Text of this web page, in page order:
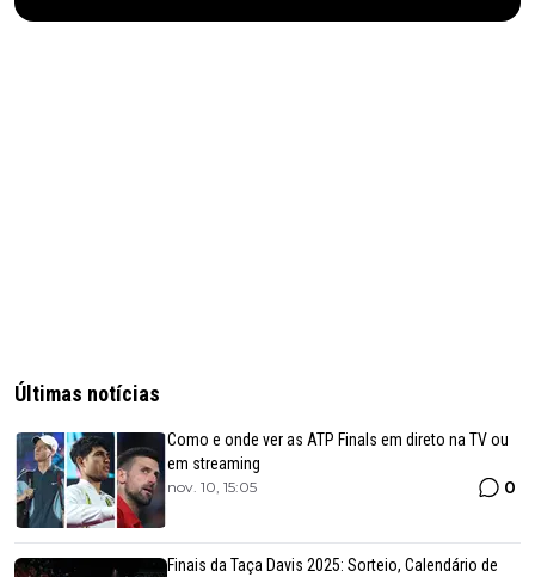
Últimas notícias
Como e onde ver as ATP Finals em direto na TV ou
em streaming
nov. 10, 15:05 0
Finais da Taça Davis 2025: Sorteio, Calendário de